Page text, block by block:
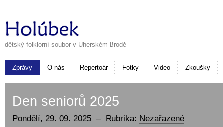
dětský folklorní soubor v Uherském Brodě
Zprávy O nás Repertoár Fotky Video Zkoušky
Den seniorů 2025
Pondělí, 29. 09. 2025 – Rubrika: Nezařazené